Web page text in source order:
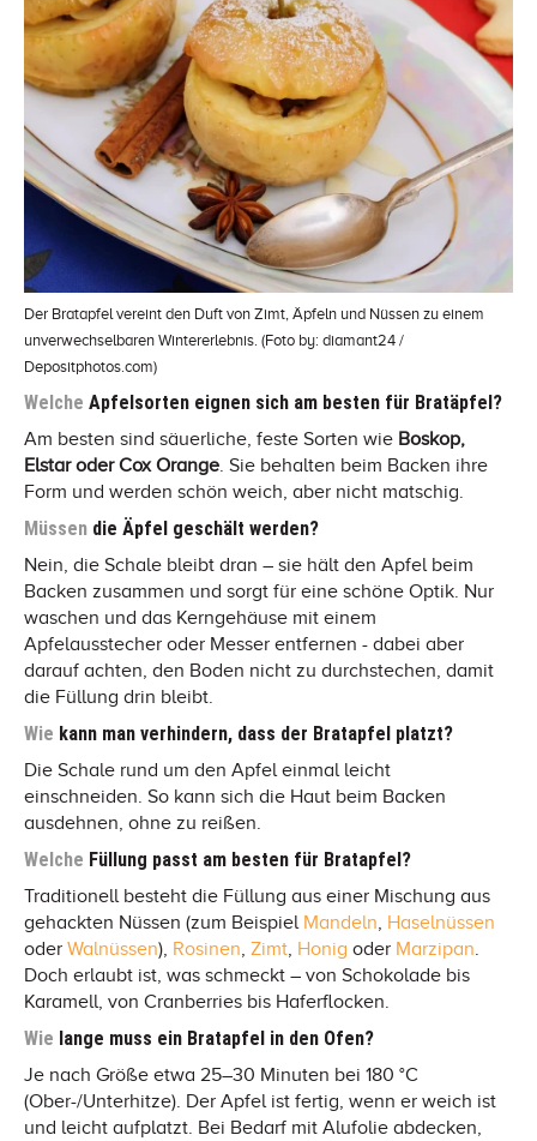
Der Bratapfel vereint den Duft von Zimt, Äpfeln und Nüssen zu einem
unverwechselbaren Wintererlebnis. (Foto by: diamant24 /
Depositphotos.com)
Welche Apfelsorten eignen sich am besten für Bratäpfel?
Am besten sind säuerliche, feste Sorten wie Boskop,
Elstar oder Cox Orange. Sie behalten beim Backen ihre
Form und werden schön weich, aber nicht matschig.
Müssen die Äpfel geschält werden?
Nein, die Schale bleibt dran – sie hält den Apfel beim
Backen zusammen und sorgt für eine schöne Optik. Nur
waschen und das Kerngehäuse mit einem
Apfelausstecher oder Messer entfernen - dabei aber
darauf achten, den Boden nicht zu durchstechen, damit
die Füllung drin bleibt.
Wie kann man verhindern, dass der Bratapfel platzt?
Die Schale rund um den Apfel einmal leicht
einschneiden. So kann sich die Haut beim Backen
ausdehnen, ohne zu reißen.
Welche Füllung passt am besten für Bratapfel?
Traditionell besteht die Füllung aus einer Mischung aus
gehackten Nüssen (zum Beispiel Mandeln, Haselnüssen
oder Walnüssen), Rosinen, Zimt, Honig oder Marzipan.
Doch erlaubt ist, was schmeckt – von Schokolade bis
Karamell, von Cranberries bis Haferflocken.
Wie lange muss ein Bratapfel in den Ofen?
Je nach Größe etwa 25–30 Minuten bei 180 °C
(Ober-/Unterhitze). Der Apfel ist fertig, wenn er weich ist
und leicht aufplatzt. Bei Bedarf mit Alufolie abdecken,